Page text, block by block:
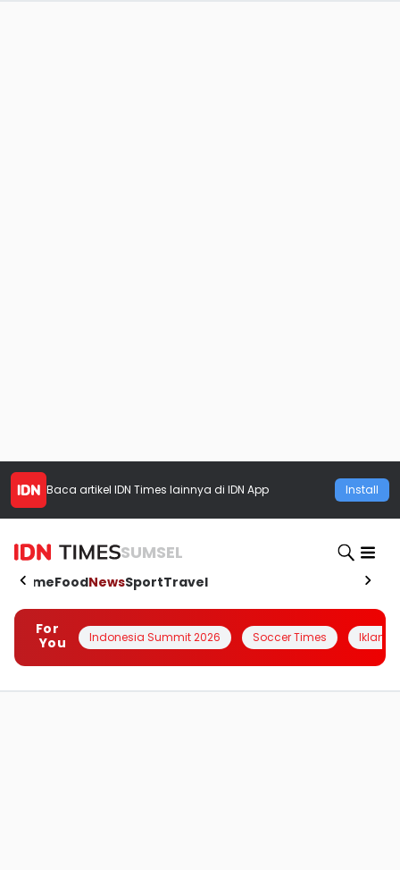
Baca artikel IDN Times lainnya di IDN App Install
SUMSEL
HomeFoodNewsSportTravel
For
You
Indonesia Summit 2026 Soccer Times Iklanin